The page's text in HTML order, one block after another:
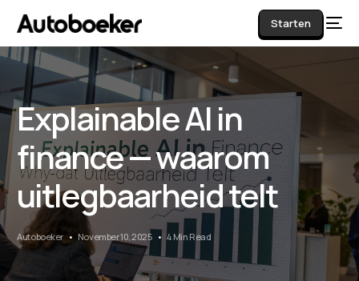
Starten
Explainable AI in
finance — waarom
uitlegbaarheid telt
Autoboeker November 10, 2025 4 Min Read
AI